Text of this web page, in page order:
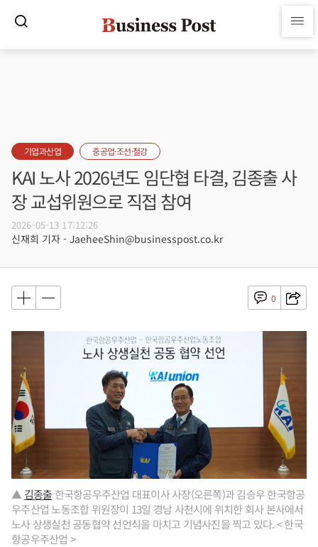
기업과산업 중공업·조선·철강
KAI 노사 2026년도 임단협 타결, 김종출 사
장 교섭위원으로 직접 참여
2026-05-13 17:12:26
신재희 기자 - JaeheeShin@businesspost.co.kr
0
▲ 김종출 한국항공우주산업 대표이사 사장(오른쪽)과 김승우 한국항공
우주산업 노동조합 위원장이 13일 경남 사천시에 위치한 회사 본사에서
노사 상생실천 공동협약 선언식을 마치고 기념사진을 찍고 있다. < 한국
항공우주산업 >